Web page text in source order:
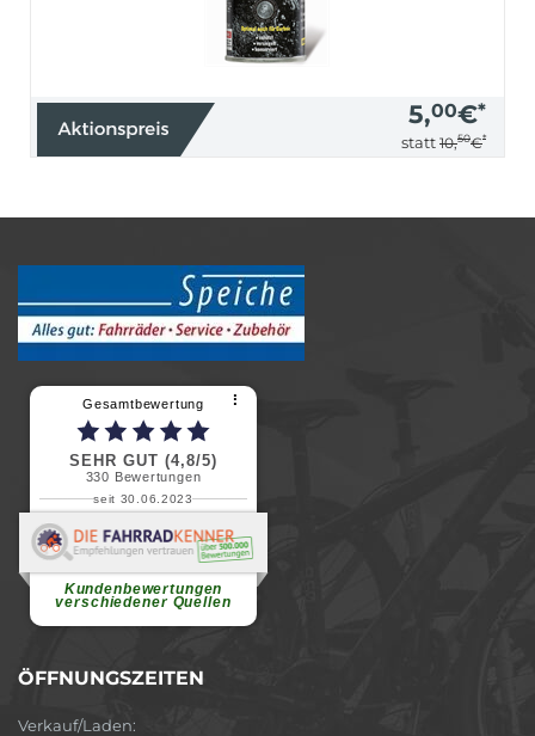
5,00€*
statt 10,50€*
Gesamtbewertung ⠇
SEHR GUT (4,8/5)
330 Bewertungen
seit 30.06.2023
Kundenbewertungen
verschiedener Quellen
Renate H.
Vielen Dank für ein herzliches
ÖFFNUNGSZEITEN
Verkauf/Laden: